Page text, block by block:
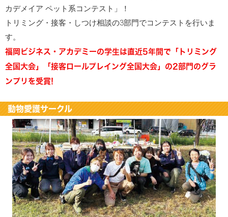
カデメイア ペット系コンテスト」！
トリミング・接客・しつけ相談の3部門でコンテストを行いま
す。
福岡ビジネス・アカデミーの学生は直近5年間で「トリミング
全国大会」「接客ロールプレイング全国大会」の2部門のグラ
ンプリを受賞!
動物愛護サークル